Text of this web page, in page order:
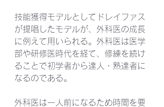
技能獲得モデルとしてドレイファス
が提唱したモデルが、外科医の成長
に例えて用いられる。外科医は医学
部や研修医時代を経て、修練を続け
ることで初学者から達人・熟達者に
なるのである。
外科医は一人前になるため時間を要